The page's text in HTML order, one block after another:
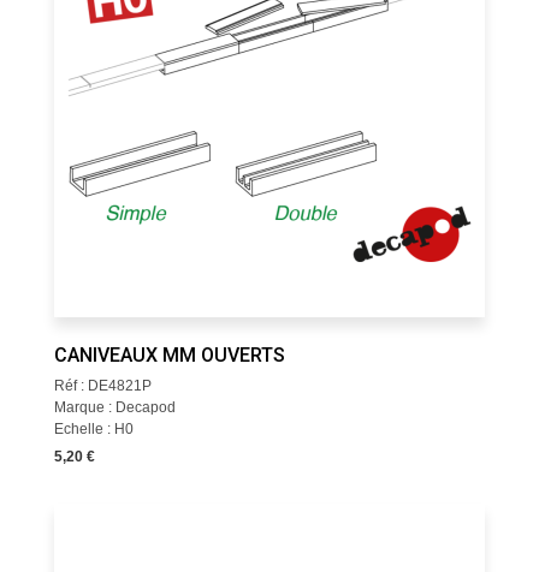
CANIVEAUX MM OUVERTS
Réf : DE4821P
Marque : Decapod
Echelle : H0
5,20 €